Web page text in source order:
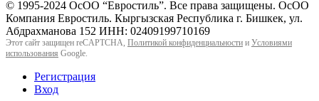
© 1995-2024 ОсОО “Евростиль”. Все права защищены. ОсОО
Компания Евростиль. Кыргызская Республика г. Бишкек, ул.
Абдрахманова 152 ИНН: 02409199710169
Этот сайт защищен reCAPTCHA, Политикой конфиденциальности и Условиями
использования Google.
Регистрация
Вход